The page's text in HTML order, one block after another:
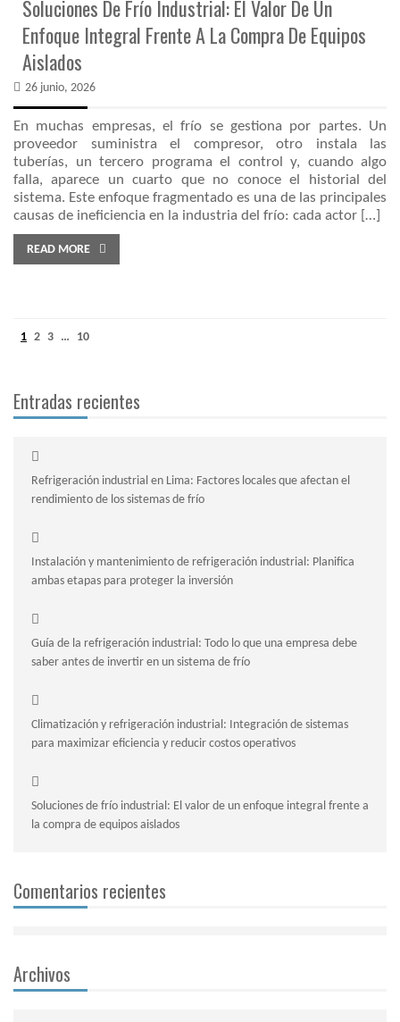
Soluciones De Frío Industrial: El Valor De Un
Enfoque Integral Frente A La Compra De Equipos
Aislados
26 junio, 2026
En muchas empresas, el frío se gestiona por partes. Un
proveedor suministra el compresor, otro instala las
tuberías, un tercero programa el control y, cuando algo
falla, aparece un cuarto que no conoce el historial del
sistema. Este enfoque fragmentado es una de las principales
causas de ineficiencia en la industria del frío: cada actor […]
READ MORE
1 2 3 … 10
Entradas recientes
Refrigeración industrial en Lima: Factores locales que afectan el
rendimiento de los sistemas de frío
Instalación y mantenimiento de refrigeración industrial: Planifica
ambas etapas para proteger la inversión
Guía de la refrigeración industrial: Todo lo que una empresa debe
saber antes de invertir en un sistema de frío
Climatización y refrigeración industrial: Integración de sistemas
para maximizar eficiencia y reducir costos operativos
Soluciones de frío industrial: El valor de un enfoque integral frente a
la compra de equipos aislados
Comentarios recientes
Archivos